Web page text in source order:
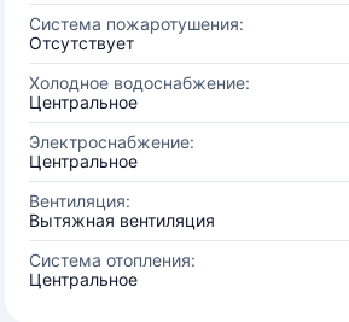
Система пожаротушения:
Отсутствует
Холодное водоснабжение:
Центральное
Электроснабжение:
Центральное
Вентиляция:
Вытяжная вентиляция
Система отопления:
Центральное